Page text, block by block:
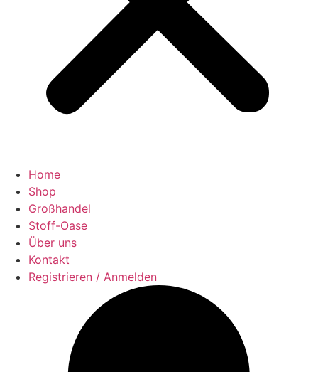
Home
Shop
Großhandel
Stoff-Oase
Über uns
Kontakt
Registrieren / Anmelden